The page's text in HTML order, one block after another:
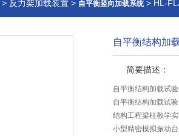
> 反力架加载装置 > 自平衡竖向加载系统> HL-
自平衡结构加
简要描述：
自平衡结构加载试
自平衡结构加载试
结构工程梁柱教学
小型精密模拟振动